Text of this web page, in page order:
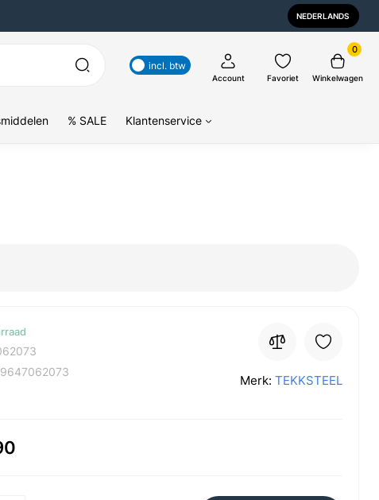
NEDERLANDS
incl. btw
Account Favoriet
0
Winkelwagen
% SALE Klantenservice
Merk: TEKKSTEEL